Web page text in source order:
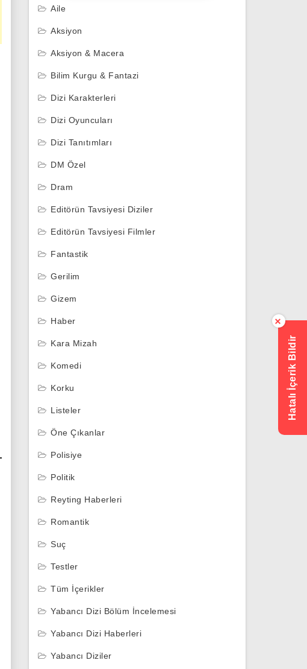
Aile
Aksiyon
Aksiyon & Macera
Bilim Kurgu & Fantazi
Dizi Karakterleri
Dizi Oyuncuları
Dizi Tanıtımları
DM Özel
Dram
Editörün Tavsiyesi Diziler
Editörün Tavsiyesi Filmler
Fantastik
Gerilim
Gizem
Haber
Kara Mizah
Komedi
Korku
Listeler
Öne Çıkanlar
Polisiye
Politik
Reyting Haberleri
Romantik
Suç
Testler
Tüm İçerikler
Yabancı Dizi Bölüm İncelemesi
Yabancı Dizi Haberleri
Yabancı Diziler
Hatalı İçerik Bildir
×